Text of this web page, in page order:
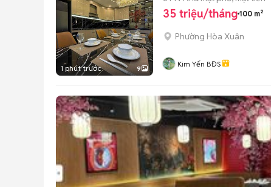
1 phút trước 9
35 triệu/tháng 100 m²
Phường Hòa Xuân
Kim Yến BĐS